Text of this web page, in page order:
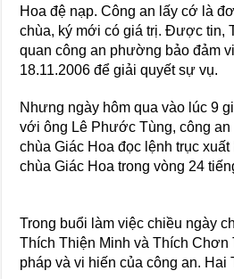
Hoa đệ nạp. Công an lấy cớ là
chùa, ký mới có giá trị. Được tin,
quan công an phường bảo đảm
18.11.2006 để giải quyết sự vụ.
Nhưng ngày hôm qua vào lúc 9
với ông Lê Phước Tùng, công
chùa Giác Hoa đọc lệnh trục
chùa Giác Hoa trong vòng 24
Trong buổi làm việc chiều ngày
Thích Thiện Minh và Thích Chơn
pháp và vi hiến của công an.